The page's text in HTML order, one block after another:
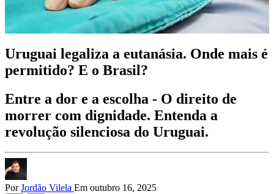
Uruguai legaliza a eutanásia. Onde mais é
permitido? E o Brasil?
Entre a dor e a escolha - O direito de
morrer com dignidade. Entenda a
revolução silenciosa do Uruguai.
PorJordão Vilela Em outubro 16, 2025